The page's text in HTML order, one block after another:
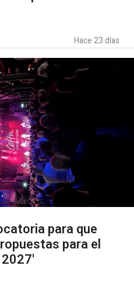
Hace 23 días
para que
para el